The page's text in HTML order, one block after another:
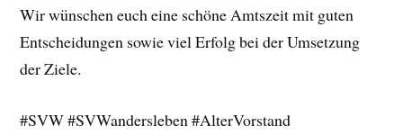
Wir wünschen euch eine schöne Amtszeit mit guten
Entscheidungen sowie viel Erfolg bei der Umsetzung
der Ziele.
#SVW #SVWandersleben #AlterVorstand